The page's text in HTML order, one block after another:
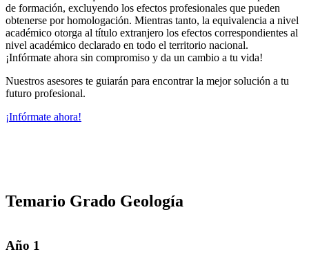
de formación, excluyendo los efectos profesionales que pueden
obtenerse por homologación. Mientras tanto, la equivalencia a nivel
académico otorga al título extranjero los efectos correspondientes al
nivel académico declarado en todo el territorio nacional.
¡Infórmate ahora sin compromiso y da un cambio a tu vida!
Nuestros asesores te guiarán para encontrar la mejor solución a tu
futuro profesional.
¡Infórmate ahora!
Temario Grado Geología
Año 1